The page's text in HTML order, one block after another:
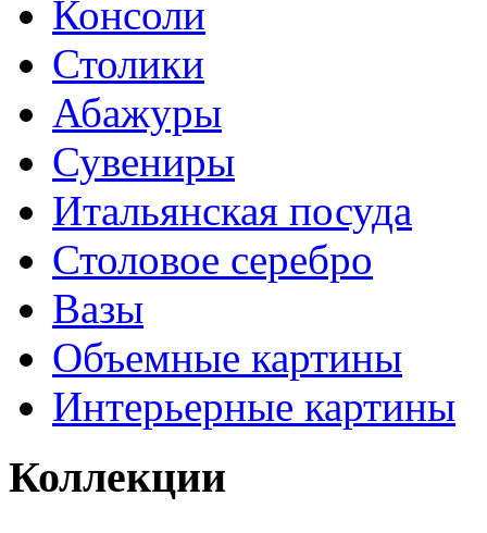
Консоли
Столики
Абажуры
Сувениры
Итальянская посуда
Столовое серебро
Вазы
Объемные картины
Интерьерные картины
Коллекции